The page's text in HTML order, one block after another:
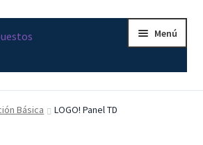
Menú
Básica LOGO! Panel TD